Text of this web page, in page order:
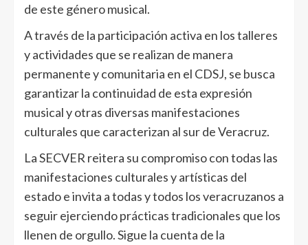
de este género musical.
A través de la participación activa en los talleres
y actividades que se realizan de manera
permanente y comunitaria en el CDSJ, se busca
garantizar la continuidad de esta expresión
musical y otras diversas manifestaciones
culturales que caracterizan al sur de Veracruz.
La SECVER reitera su compromiso con todas las
manifestaciones culturales y artísticas del
estado e invita a todas y todos los veracruzanos a
seguir ejerciendo prácticas tradicionales que los
llenen de orgullo. Sigue la cuenta de la